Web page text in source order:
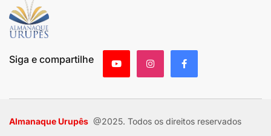
Siga e compartilhe
Almanaque Urupês @2025. Todos os direitos reservados